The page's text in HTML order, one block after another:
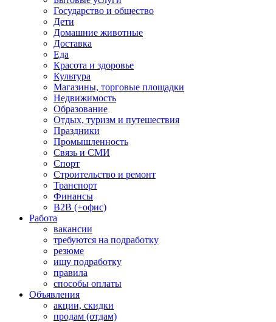
Государство и общество
Дети
Домашние животные
Доставка
Еда
Красота и здоровье
Культура
Магазины, торговые площадки
Недвижимость
Образование
Отдых, туризм и путешествия
Праздники
Промышленность
Связь и СМИ
Спорт
Строительство и ремонт
Транспорт
Финансы
B2B (+офис)
Работа
вакансии
требуются на подработку
резюме
ищу подработку
правила
способы оплаты
Объявления
акции, скидки
продам (отдам)